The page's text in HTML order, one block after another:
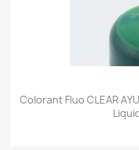
Colorant Fluo CLEAR